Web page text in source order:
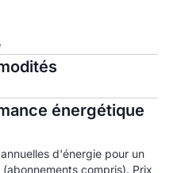
énergétique
d'énergie pour un
compris). Prix